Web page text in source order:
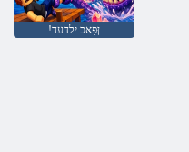
!ןּפַאכ ילדעד